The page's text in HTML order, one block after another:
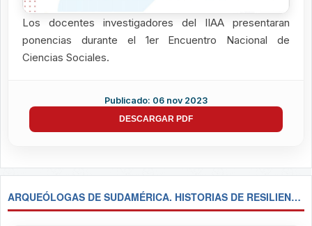
Los docentes investigadores del IIAA presentaran
ponencias durante el 1er Encuentro Nacional de
Ciencias Sociales.
Publicado: 06 nov 2023
DESCARGAR PDF
ARQUEÓLOGAS DE SUDAMÉRICA. HISTORIAS DE RESILIENCIA